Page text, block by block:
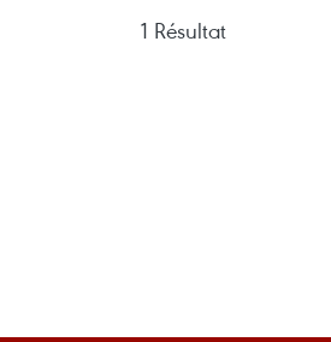
1 Résultat